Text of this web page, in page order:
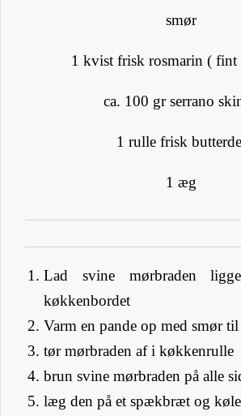
smør
1 kvist frisk rosmarin ( fint
ca. 100 gr serrano
1 rulle frisk
1 æg
Lad svine mørbraden
køkkenbordet
Varm en pande op med smør
tør mørbraden af i køkkenrulle
brun svine mørbraden på alle
læg den på et spækbræt og